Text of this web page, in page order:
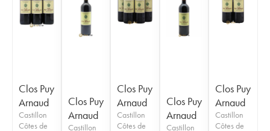
Clos Puy
Arnaud
Castillon
Côtes de
Clos Puy
Arnaud
Castillon
Clos Puy
Arnaud
Castillon
Côtes de
Clos Puy
Arnaud
Castillon
Clos Puy
Arnaud
Castillon
Côtes de